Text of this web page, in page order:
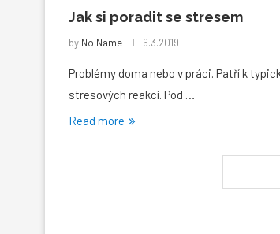
Jak si poradit se stresem
by No Name 6.3.2019
Problémy doma nebo v práci. Patří k
stresových reakcí. Pod …
Read more